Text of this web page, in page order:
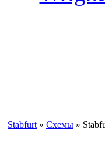
Stabfurt» Схемы »